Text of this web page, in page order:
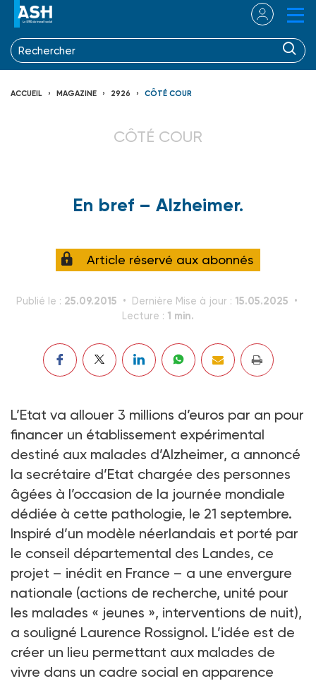
ACCUEIL MAGAZINE 2926 CÔTÉ COUR
CÔTÉ COUR
En bref – Alzheimer.
Article réservé aux abonnés
Publié le : 25.09.2015 Dernière Mise à jour : 15.05.2025
Lecture : 1 min.
L’Etat va allouer 3 millions d’euros par an pour
financer un établissement expérimental
destiné aux malades d’Alzheimer, a annoncé
la secrétaire d’Etat chargée des personnes
âgées à l’occasion de la journée mondiale
dédiée à cette pathologie, le 21 septembre.
Inspiré d’un modèle néerlandais et porté par
le conseil départemental des Landes, ce
projet – inédit en France – a une envergure
nationale (actions de recherche, unité pour
les malades « jeunes », interventions de nuit),
a souligné Laurence Rossignol. L’idée est de
créer un lieu permettant aux malades de
vivre dans un cadre social en apparence